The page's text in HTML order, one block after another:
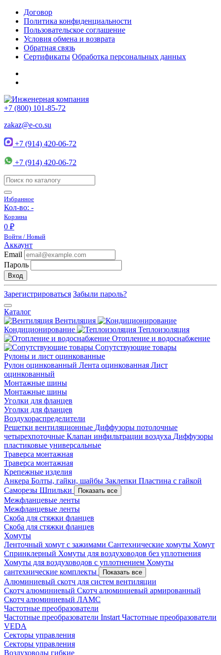
Договор
Политика конфиденциальности
Пользовательское соглашение
Условия обмена и возврата
Обратная связь
Сертификаты Обработка персональных данных
+7 (800) 101-85-72
zakaz@e-co.su
+7 (914) 420-06-72
+7 (914) 420-06-72
Избранное
Кол-во: -
Корзина
0 ₽
Войти / Новый
Аккаунт
Email
Пароль
Вход
Зарегистрироваться Забыли пароль?
Каталог
Вентиляция
Кондиционирование
Теплоизоляция
Отопление и водоснабжение
Сопутствующие товары
Рулоны и лист оцинкованные
Рулон оцинкованный Лента оцинкованная Лист
оцинкованный
Монтажные шины
Монтажные шины
Уголки для фланцев
Уголки для фланцев
Воздухораспределители
Решетки вентиляционные Диффузоры потолочные
четырехпоточные Клапан инфильтрации воздуха Диффузоры
пластиковые универсальные
Траверса монтажная
Траверса монтажная
Крепежные изделия
Анкера Болты, гайки, шайбы Заклепки Пластина с гайкой
Саморезы Шпильки Показать все
Межфланцевые ленты
Межфланцевые ленты
Скоба для стяжки фланцев
Скоба для стяжки фланцев
Хомуты
Ленточный хомут с зажимами Сантехнические хомуты Хомут
Спринклерный Хомуты для воздуховодов без уплотнения
Хомуты для воздуховодов с уплотнением Хомуты
сантехнические комплекты
Показать все
Алюминиевый скотч для систем вентиляции
Скотч алюминиевый Скотч алюминиевый армированный
Скотч алюминиевый ЛАМС
Частотные преобразователи
Частотные преобразователи Instart Частотные преобразователи
VEDA
Секторы управления
Секторы управления
Воздуховоды гибкие